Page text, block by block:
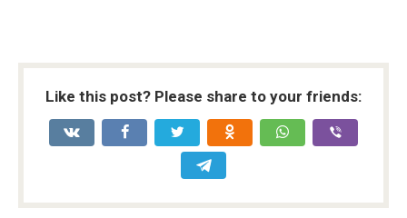
Like this post? Please share to your friends: